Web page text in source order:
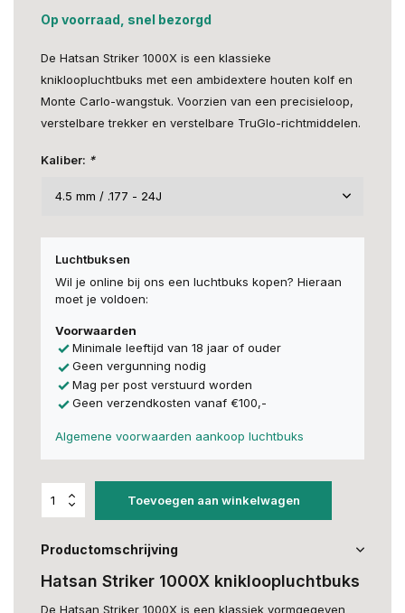
Op voorraad, snel bezorgd
De Hatsan Striker 1000X is een klassieke
knikloopluchtbuks met een ambidextere houten kolf en
Monte Carlo-wangstuk. Voorzien van een precisieloop,
verstelbare trekker en verstelbare TruGlo-richtmiddelen.
Kaliber: *
Luchtbuksen
Wil je online bij ons een luchtbuks kopen? Hieraan
moet je voldoen:
Voorwaarden
Minimale leeftijd van 18 jaar of ouder
Geen vergunning nodig
Mag per post verstuurd worden
Geen verzendkosten vanaf €100,-
Algemene voorwaarden aankoop luchtbuks
Toevoegen aan winkelwagen
Productomschrijving
Hatsan Striker 1000X knikloopluchtbuks
De Hatsan Striker 1000X is een klassiek vormgegeven